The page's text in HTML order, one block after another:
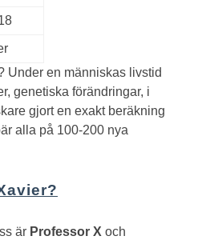
Under en människas livstid
genetiska förändringar, i
gjort en exakt beräkning
alla på 100-200 nya
är Professor X och